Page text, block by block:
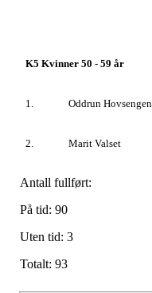
K5 Kvinner 50 - 59 år
1. Oddrun Hovsengen
2. Marit Valset
Antall fullført:
På tid: 90
Uten tid: 3
Totalt: 93